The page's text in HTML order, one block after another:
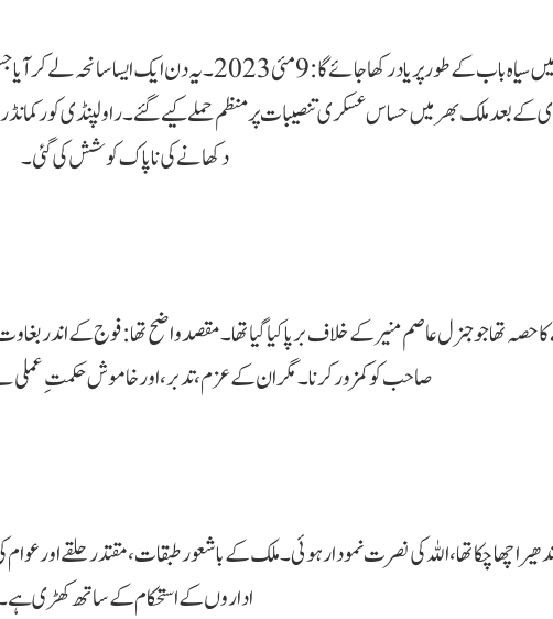
پھر وہ دن آیا جو تاریخ میں سیاہ باب کے طور پر یاد
بعد ملک بھر میں حساس عسکری تنصیبات پر منظم حملے کیے گئے۔ راولپنڈی کور کمانڈر
دکھانے کی ناپاک کوشش کی گئی۔
تھا جو جنرل عاصم منیر کے خلاف برپا کیا گیا تھا۔ مقصد واضح تھا: فوج کے اندر بغاوت
صاحب کو کمزور کرنا۔ مگر ان کے عزم، تدبر، اور خاموش حکمتِ
چھا چکا تھا، اللہ کی نصرت نمودار ہوئی۔ ملک کے باشعور طبقات، مقتدر حلقے اور
اداروں کے استحکام کے ساتھ کھڑی